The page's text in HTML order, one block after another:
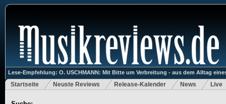
Lese-Empfehlung: O. USCHMANN: Mit Bitte um Verbreitung - aus dem Alltag
Startseite Neuste Reviews Release-Kalender News Live